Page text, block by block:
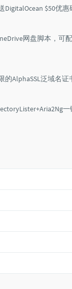
DigitalOcean $50优惠
网盘脚本，可
的AlphaSSL泛域名证